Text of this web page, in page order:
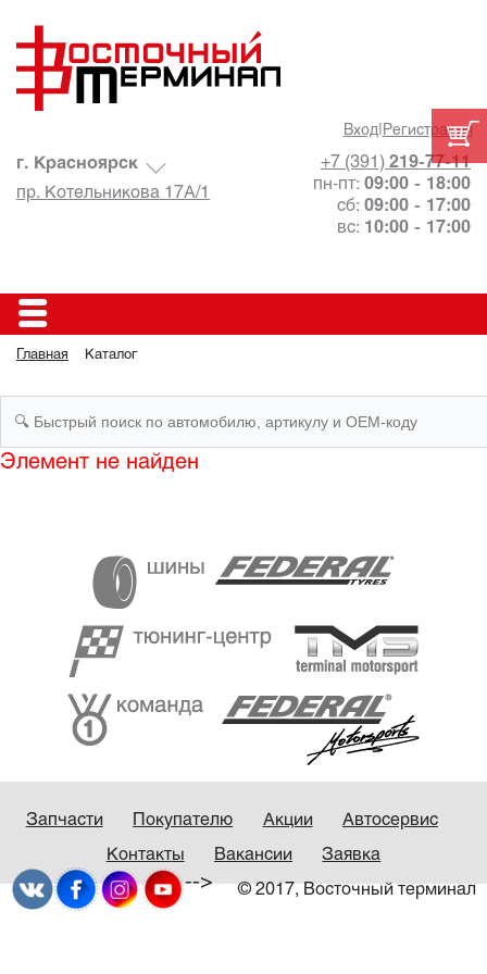
Вход| Регистрация
+7 (391) 219-77-11
пн-пт: 09:00 - 18:00
сб: 09:00 - 17:00
вс: 10:00 - 17:00
г. Красноярск
пр. Котельникова 17А/1
Главная Каталог
Элемент не найден
Запчасти Покупателю Акции Автосервис
Контакты Вакансии Заявка
© 2017, Восточный терминал
-->